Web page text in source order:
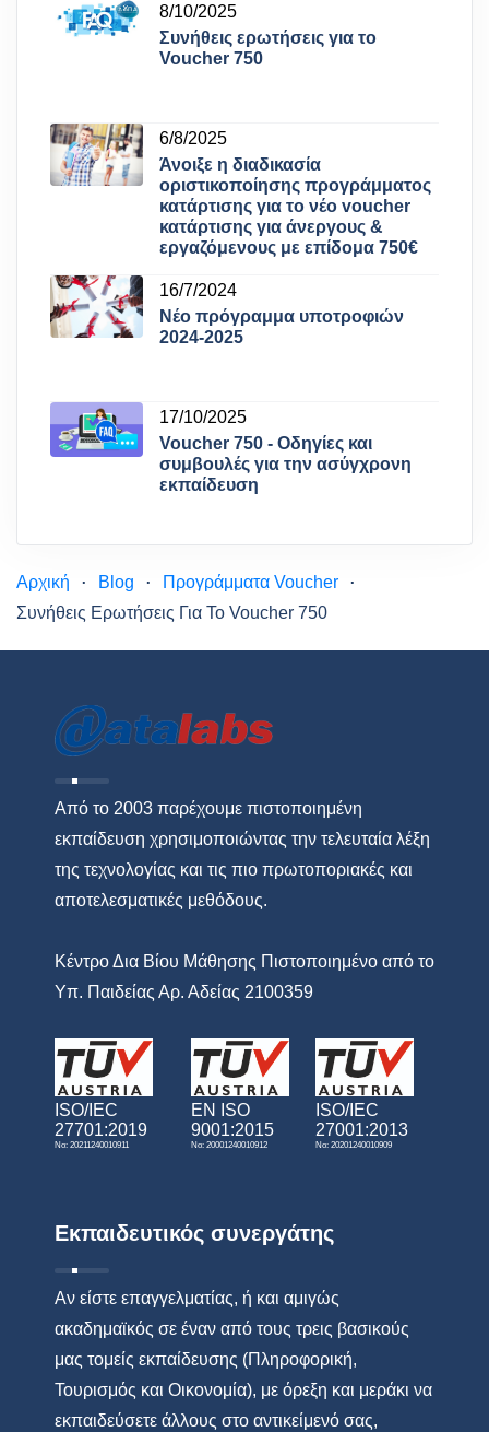
8/10/2025
Συνήθεις ερωτήσεις για το
Voucher 750
6/8/2025
Άνοιξε η διαδικασία
οριστικοποίησης προγράμματος
κατάρτισης για το νέο voucher
κατάρτισης για άνεργους &
εργαζόμενους με επίδομα 750€
16/7/2024
Νέο πρόγραμμα υποτροφιών
2024-2025
17/10/2025
Voucher 750 - Οδηγίες και
συμβουλές για την ασύγχρονη
εκπαίδευση
Αρχική Blog
Προγράμματα Voucher
Συνήθεις Ερωτήσεις Για Το Voucher 750
Από το 2003 παρέχουμε πιστοποιημένη
εκπαίδευση χρησιμοποιώντας την τελευταία λέξη
της τεχνολογίας και τις πιο πρωτοποριακές και
αποτελεσματικές μεθόδους.
Κέντρο Δια Βίου Μάθησης Πιστοποιημένο από το
Υπ. Παιδείας Αρ. Αδείας 2100359
ISO/IEC
27701:2019
No: 20211240010911
EN ISO
9001:2015
No: 20001240010912
ISO/IEC
27001:2013
No: 20201240010909
Εκπαιδευτικός συνεργάτης
Αν είστε επαγγελματίας, ή και αμιγώς
ακαδημαϊκός σε έναν από τους τρεις βασικούς
μας τομείς εκπαίδευσης (Πληροφορική,
Τουρισμός και Οικονομία), με όρεξη και μεράκι να
εκπαιδεύσετε άλλους στο αντικείμενό σας,